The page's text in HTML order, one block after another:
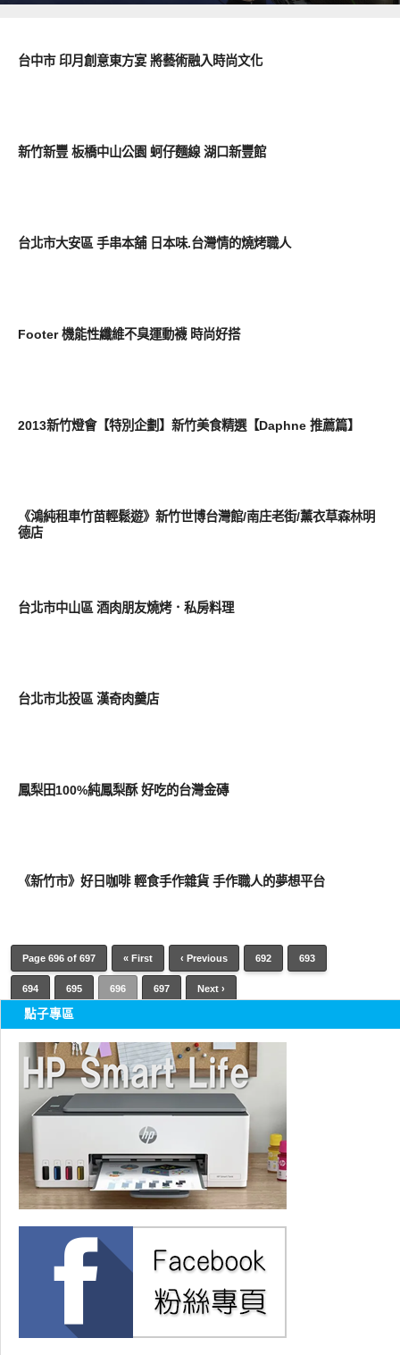
台中市 印月創意東方宴 將藝術融入時尚文化
新竹新豐 板橋中山公園 蚵仔麵線 湖口新豐館
台北市大安區 手串本舖 日本味.台灣情的燒烤職人
Footer 機能性纖維不臭運動襪 時尚好搭
2013新竹燈會【特別企劃】新竹美食精選【Daphne 推薦篇】
《鴻純租車竹苗輕鬆遊》新竹世博台灣館/南庄老街/薰衣草森林明
德店
台北市中山區 酒肉朋友燒烤．私房料理
台北市北投區 漢奇肉羹店
鳳梨田100%純鳳梨酥 好吃的台灣金磚
《新竹市》好日咖啡 輕食手作雜貨 手作職人的夢想平台
Page 696 of 697 « First ‹ Previous 692 693
694 695 696 697 Next ›
點子專區